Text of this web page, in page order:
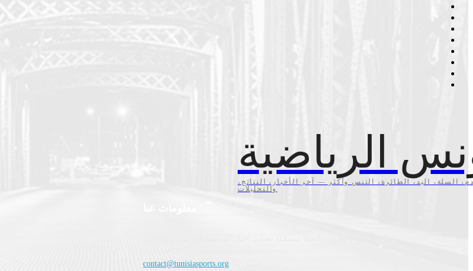
الرياضية
السلة، اليد، الطائرة، التنس وأكثر — آخر الأخبار، النتائج،
والتحليلات
اتصل بنا:contact@tunisiasports.org